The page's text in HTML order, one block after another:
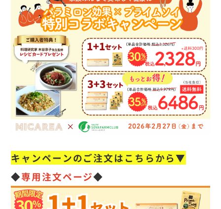
キャンペーンのご注文はこちらから▼
◆専用注文ページ◆